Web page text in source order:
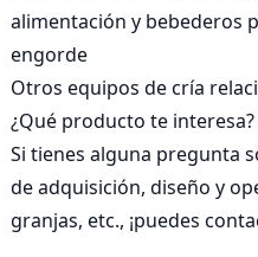
Sistema De Jaula Para
Leer más